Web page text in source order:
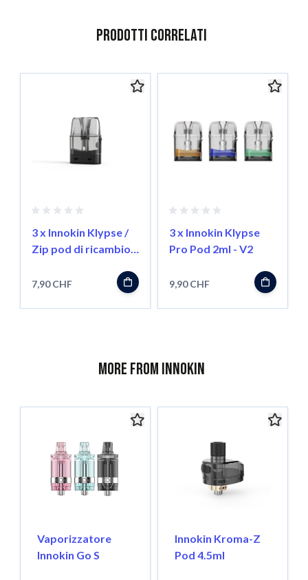
Prodotti correlati
È possibile navigare tra gli elementi del carosello utilizzando
Salta il carosello
3 x Innokin Klypse /
Zip pod di ricambio
7,90 CHF
3 x Innokin Klypse
Pro Pod 2ml - V2
9,90 CHF
More from Innokin
Vaporizzatore
Innokin Go S
Innokin Kroma-Z
Pod 4.5ml